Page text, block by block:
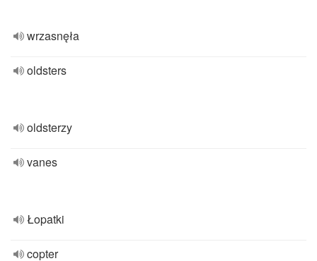
wrzasnęła
oldsters
oldsterzy
vanes
Łopatki
copter